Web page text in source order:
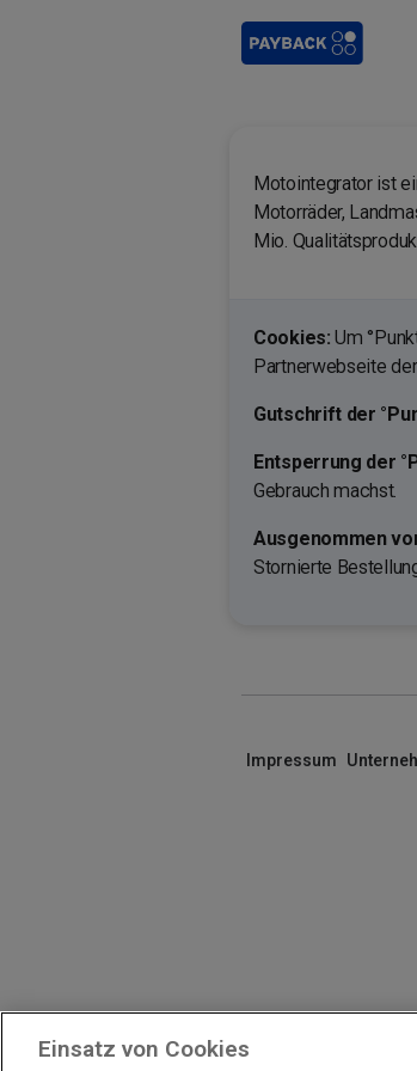
Motointegrator ist
Motorräder,
Mio.
Cookies:Um
Partnerwebseite
Gutschrift der
Entsperrung der
Gebrauch machst.
Ausgenommen
Stornierte
Impressum
Einsatz von Cookies